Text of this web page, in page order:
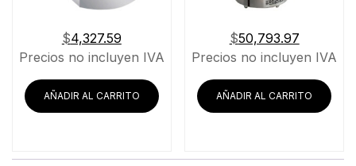
$4,327.59
Precios no incluyen IVA
AÑADIR AL CARRITO
$50,793.97
Precios no incluyen IVA
AÑADIR AL CARRITO